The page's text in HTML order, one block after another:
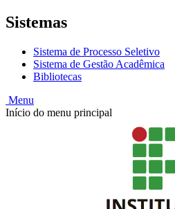
Sistemas
Sistema de Processo Seletivo
Sistema de Gestão Acadêmica
Bibliotecas
Menu
Início do menu principal